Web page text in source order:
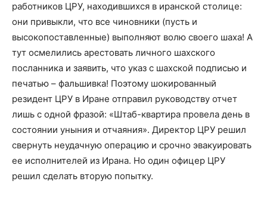
работников ЦРУ, находившихся в иранской столице:
они привыкли, что все чиновники (пусть и
высокопоставленные) выполняют волю своего шаха! А
тут осмелились арестовать личного шахского
посланника и заявить, что указ с шахской подписью и
печатью – фальшивка! Поэтому шокированный
резидент ЦРУ в Иране отправил руководству отчет
лишь с одной фразой: «Штаб-квартира провела день в
состоянии уныния и отчаяния». Директор ЦРУ решил
свернуть неудачную операцию и срочно эвакуировать
ее исполнителей из Ирана. Но один офицер ЦРУ
решил сделать вторую попытку.